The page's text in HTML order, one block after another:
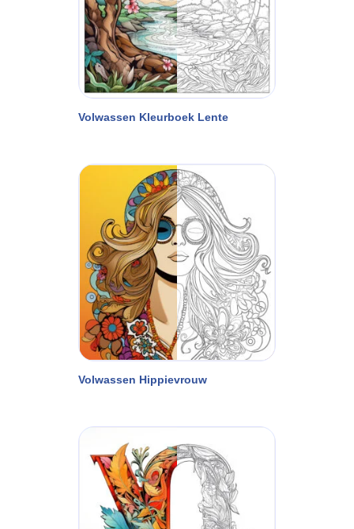
Volwassen Kleurboek Lente
Volwassen Hippievrouw